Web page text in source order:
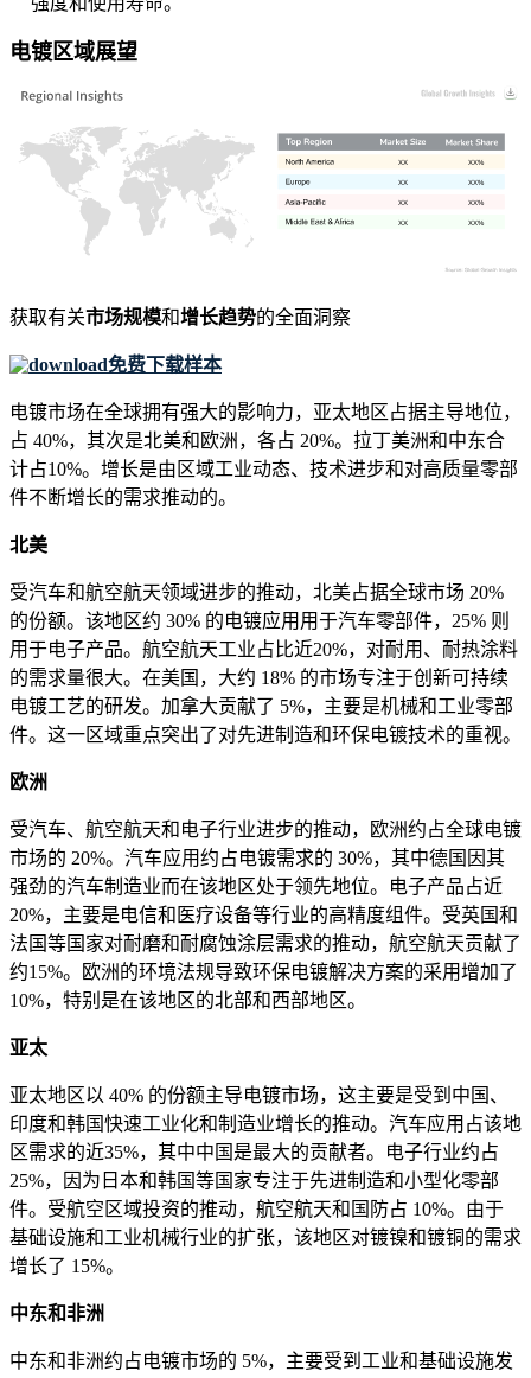
电镀区域展望
XX%
XX
XX%
XX
XX%
XX
XX%
XX
获取有关市场规模和增长趋势的全面洞察
免费下载样本
电镀市场在全球拥有强大的影响力，亚太地区占据主导地位，
占 40%，其次是北美和欧洲，各占 20%。拉丁美洲和中东合
计占10%。增长是由区域工业动态、技术进步和对高质量零部
件不断增长的需求推动的。
北美
受汽车和航空航天领域进步的推动，北美占据全球市场 20%
的份额。该地区约 30% 的电镀应用用于汽车零部件，25% 则
用于电子产品。航空航天工业占比近20%，对耐用、耐热涂料
的需求量很大。在美国，大约 18% 的市场专注于创新可持续
电镀工艺的研发。加拿大贡献了 5%，主要是机械和工业零部
件。这一区域重点突出了对先进制造和环保电镀技术的重视。
欧洲
受汽车、航空航天和电子行业进步的推动，欧洲约占全球电镀
市场的 20%。汽车应用约占电镀需求的 30%，其中德国因其
强劲的汽车制造业而在该地区处于领先地位。电子产品占近
20%，主要是电信和医疗设备等行业的高精度组件。受英国和
法国等国家对耐磨和耐腐蚀涂层需求的推动，航空航天贡献了
约15%。欧洲的环境法规导致环保电镀解决方案的采用增加了
10%，特别是在该地区的北部和西部地区。
亚太
亚太地区以 40% 的份额主导电镀市场，这主要是受到中国、
印度和韩国快速工业化和制造业增长的推动。汽车应用占该地
区需求的近35%，其中中国是最大的贡献者。电子行业约占
25%，因为日本和韩国等国家专注于先进制造和小型化零部
件。受航空区域投资的推动，航空航天和国防占 10%。由于
基础设施和工业机械行业的扩张，该地区对镀镍和镀铜的需求
增长了 15%。
中东和非洲
中东和非洲约占电镀市场的 5%，主要受到工业和基础设施发